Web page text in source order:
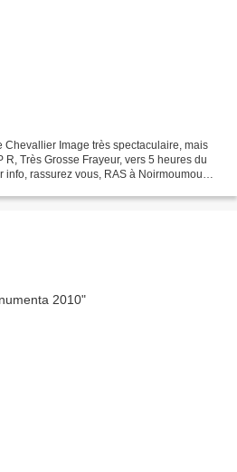
Image très spectaculaire, mais
Très Grosse Frayeur, vers 5 heures du
info, rassurez vous, RAS à Noirmoumou